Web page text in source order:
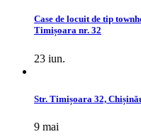
Case de locuit de tip
Timișoara nr. 32
23 iun.
Str. Timișoara 32,
9 mai